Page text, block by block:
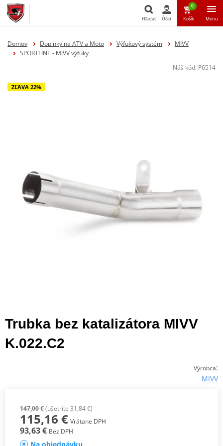
Hľadať
Hľadať Účet
0
Košík Menu
Domov Doplnky na ATV a Moto Výfukový systém
MIVV
SPORTLINE - MIVV výfuky
Náš kód: P6514
ZĽAVA 22%
Trubka bez katalizátora MIVV
K.022.C2
Výrobca:
MIVV
147,00 €(ušetríte 31,84 €)
115,16 € Vrátane DPH
93,63 € Bez DPH